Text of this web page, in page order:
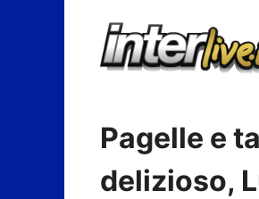
Pagelle e
delizioso,